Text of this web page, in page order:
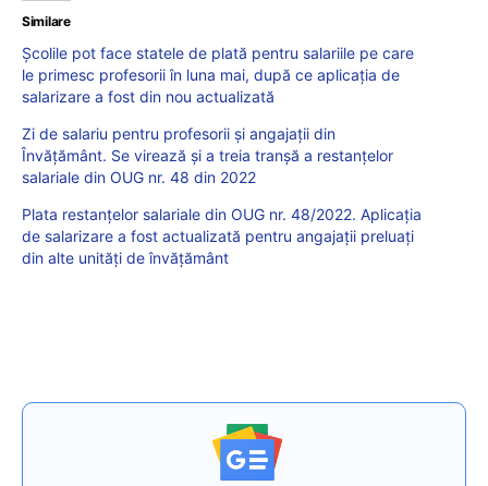
Similare
Școlile pot face statele de plată pentru salariile pe care
le primesc profesorii în luna mai, după ce aplicația de
salarizare a fost din nou actualizată
Zi de salariu pentru profesorii și angajații din
Învățământ. Se virează și a treia tranșă a restanțelor
salariale din OUG nr. 48 din 2022
Plata restanțelor salariale din OUG nr. 48/2022. Aplicația
de salarizare a fost actualizată pentru angajații preluați
din alte unități de învățământ